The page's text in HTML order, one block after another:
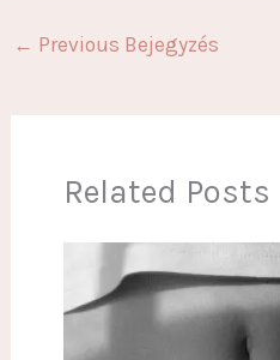
← Previous Bejegyzés
Related Posts